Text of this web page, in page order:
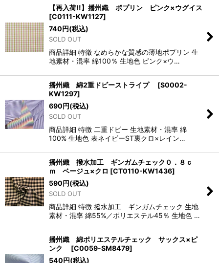
【再入荷!!】播州織 ポプリン ピンク×ウグイス
[C0111-KW1127]
740円(税込)
SOLD OUT
商品詳細 特徴 なめらかな質感の薄地ポプリン 生
地素材・混率 綿100％ 生地色 ピンク×ウ…
播州織 綿2重ドビーストライプ [S0002-
KW1297]
690円(税込)
SOLD OUT
商品詳細 特徴 二重ドビー 生地素材・混率 綿
100% 生地色 表ネイビーST裏クロ×レイン…
播州織 撥水加工 ギンガムチェック０．８ｃ
ｍ ベージュ×クロ [CT0110-KW1436]
590円(税込)
SOLD OUT
商品詳細 特徴 撥水加工 ギンガムチェック 生地
素材・混率 綿55%／ポリエステル45％ 生地色 …
播州織 綿ポリエステルチェック サックス×ピ
ンク
[C0059-SM8479]
540円(税込)